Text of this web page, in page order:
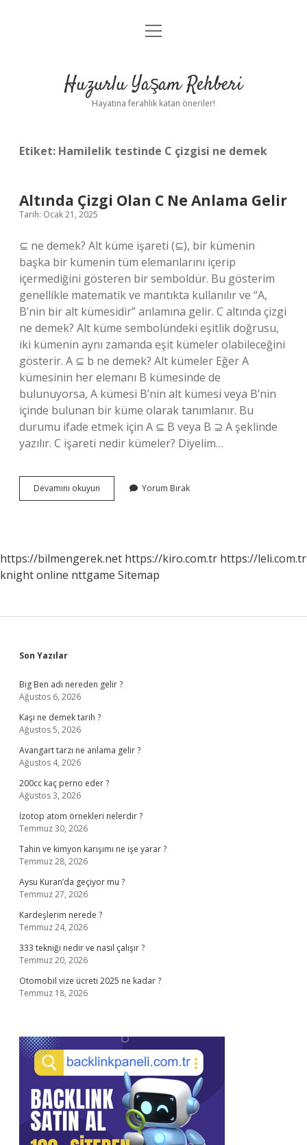
Anasayfa
Yasal Uyarı
menüyü
Huzurlu Yaşam Rehberi
Hayatına ferahlık katan öneriler!
Etiket: Hamilelik testinde C çizgisi ne demek
Altında Çizgi Olan C Ne Anlama Gelir
Tarih: Ocak 21, 2025
⊆ ne demek? Alt küme işareti (⊆), bir kümenin
başka bir kümenin tüm elemanlarını içerip
içermediğini gösteren bir semboldür. Bu gösterim
genellikle matematik ve mantıkta kullanılır ve “A,
B’nin bir alt kümesidir” anlamına gelir. C altında çizgi
ne demek? Alt küme sembolündeki eşitlik doğrusu,
iki kümenin aynı zamanda eşit kümeler olabileceğini
gösterir. A ⊆ b ne demek? Alt kümeler Eğer A
kümesinin her elemanı B kümesinde de
bulunuyorsa, A kümesi B’nin alt kümesi veya B’nin
içinde bulunan bir küme olarak tanımlanır. Bu
durumu ifade etmek için A ⊆ B veya B ⊇ A şeklinde
yazılır. C işareti nedir kümeler? Diyelim…
Devamını okuyun
Çizgi
Gelir
Yorum Bırak
https://bilmengerek.net https://kiro.com.tr https://leli.com.tr
knight online nttgame Sitemap
Sidebar
Son Yazılar
Big Ben adı nereden gelir ?
Ağustos 6, 2026
Kaşi ne demek tarih ?
Ağustos 5, 2026
Avangart tarzı ne anlama gelir ?
Ağustos 4, 2026
200cc kaç perno eder ?
Ağustos 3, 2026
İzotop atom örnekleri nelerdir ?
Temmuz 30, 2026
Tahin ve kimyon karışımı ne işe yarar ?
Temmuz 28, 2026
Aysu Kuran’da geçiyor mu ?
Temmuz 27, 2026
Kardeşlerim nerede ?
Temmuz 24, 2026
333 tekniği nedir ve nasıl çalışır ?
Temmuz 20, 2026
Otomobil vize ücreti 2025 ne kadar ?
Temmuz 18, 2026